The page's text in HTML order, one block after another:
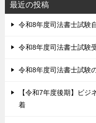
最近の投稿
令和8年度司法書士試験
令和8年度司法書士試験
令和8年度司法書士試験
【令和7年度後期】ビジ
着